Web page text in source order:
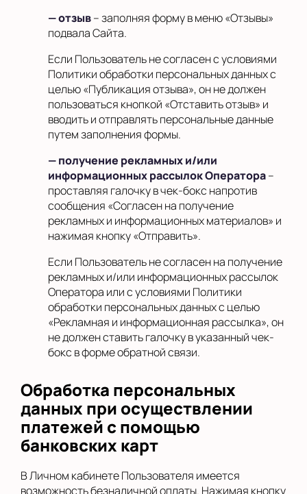
— отзыв– заполняя форму в меню «Отзывы»
подвала Сайта.
Если Пользователь не согласен с условиями
Политики обработки персональных данных с
целью «Публикация отзыва», он не должен
пользоваться кнопкой «Отставить отзыв» и
вводить и отправлять персональные данные
путем заполнения формы.
— получение рекламных и/или
информационных рассылок Оператора–
проставляя галочку в чек-бокс напротив
сообщения «Согласен на получение
рекламных и информационных материалов» и
нажимая кнопку «Отправить».
Если Пользователь не согласен на получение
рекламных и/или информационных рассылок
Оператора или с условиями Политики
обработки персональных данных с целью
«Рекламная и информационная рассылка», он
не должен ставить галочку в указанный чек-
бокс в форме обратной связи.
Обработка персональных
данных при осуществлении
платежей с помощью
банковских карт
В Личном кабинете Пользователя имеется
возможность безналичной оплаты. Нажимая кнопку